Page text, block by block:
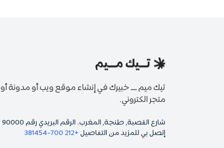
تيك ميم ـــ خبيرك في إنشاء موقع ويب أو مدونة أو
متجر الكتروني.
شارع القصبة, طنجة, المغرب. الرقم البريدي رقم 90000
إتصل بي للمزيد من التفاصيل+212 700-381454